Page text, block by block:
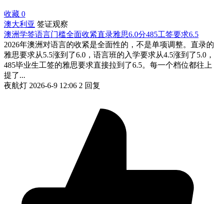
收藏 0
澳大利亚 签证观察
澳洲学签语言门槛全面收紧直录雅思6.0分485工签要求6.5
2026年澳洲对语言的收紧是全面性的，不是单项调整。直录的
雅思要求从5.5涨到了6.0，语言班的入学要求从4.5涨到了5.0，
485毕业生工签的雅思要求直接拉到了6.5。每一个档位都往上
提了...
夜航灯 2026-6-9 12:06 2 回复